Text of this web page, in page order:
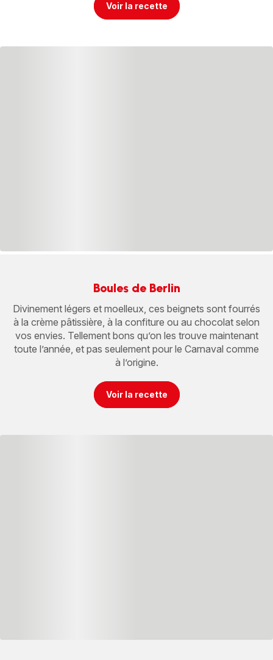
Voir la recette
Boules de Berlin
Divinement légers et moelleux, ces beignets sont fourrés
à la crème pâtissière, à la confiture ou au chocolat selon
vos envies. Tellement bons qu’on les trouve maintenant
toute l’année, et pas seulement pour le Carnaval comme
à l’origine.
Voir la recette